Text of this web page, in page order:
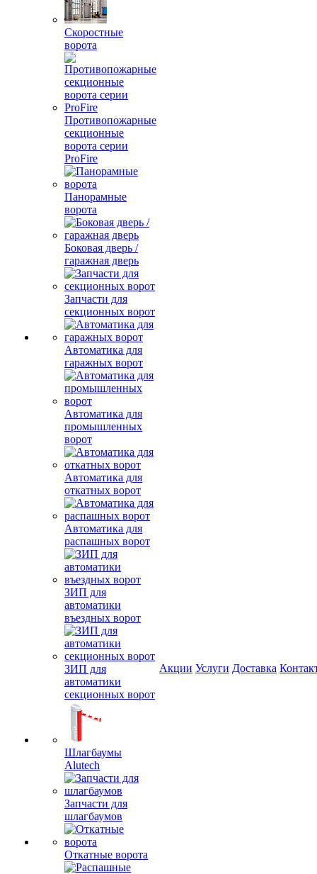
Скоростные
ворота
Противопожарные
секционные
ворота серии
ProFire
Панорамные
ворота
Боковая дверь /
гаражная дверь
Запчасти для
секционных ворот
Автоматика для
гаражных ворот
Автоматика для
промышленных
ворот
Автоматика для
откатных ворот
Автоматика для
распашных ворот
ЗИП для
автоматики
въездных ворот
ЗИП для
автоматики
секционных ворот
Шлагбаумы
Alutech
Запчасти для
шлагбаумов
Откатные ворота
Акции Услуги Доставка